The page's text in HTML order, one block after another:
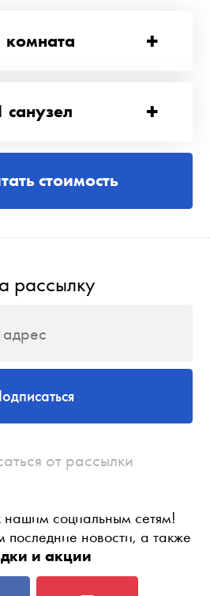
комната +
санузел +
стоимость
рассылку
от рассылки
нашим социальным сетям!
последние новости, а также
и акции